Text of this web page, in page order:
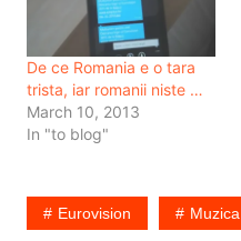
De ce Romania e o tara
trista, iar romanii niste …
March 10, 2013
In "to blog"
Eurovision Muzica